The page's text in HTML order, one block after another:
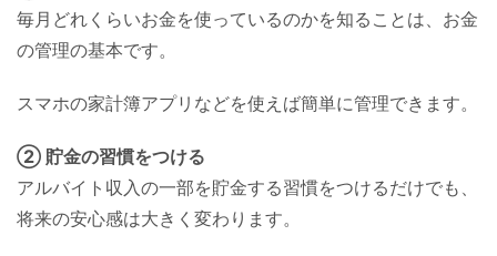
毎月どれくらいお金を使っているのかを知ることは、お金
の管理の基本です。
スマホの家計簿アプリなどを使えば簡単に管理できます。
② 貯金の習慣をつける
アルバイト収入の一部を貯金する習慣をつけるだけでも、
将来の安心感は大きく変わります。